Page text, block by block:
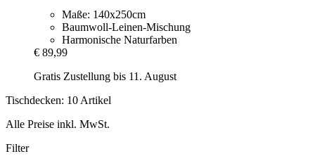
Maße: 140x250cm
Baumwoll-Leinen-Mischung
Harmonische Naturfarben
€ 89,99
Gratis Zustellung bis 11. August
Tischdecken: 10 Artikel
Alle Preise inkl. MwSt.
Filter